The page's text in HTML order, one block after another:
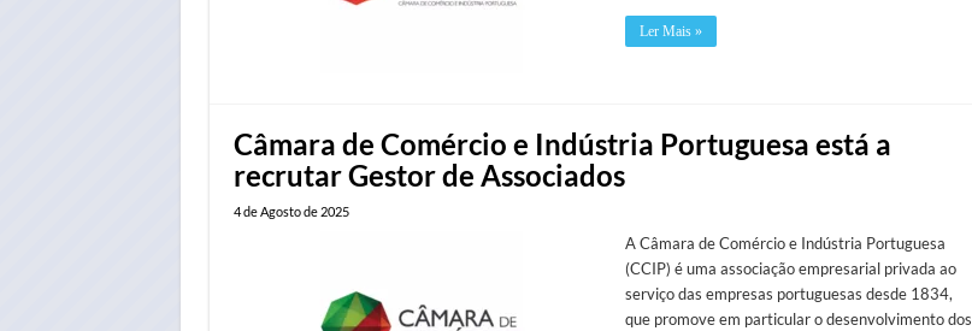
Ler Mais »
Câmara de Comércio e Indústria Portuguesa está a
recrutar Gestor de Associados
4 de Agosto de 2025
A Câmara de Comércio e Indústria Portuguesa
(CCIP) é uma associação empresarial privada ao
serviço das empresas portuguesas desde 1834,
que promove em particular o desenvolvimento dos